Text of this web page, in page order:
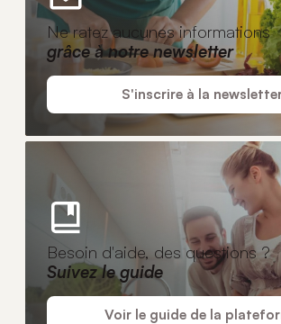
Ne ratez aucunes informations
grâce à notre newsletter
S'inscrire à la
Besoin d'aide, des questions ?
Suivez le guide
Voir le guide de la